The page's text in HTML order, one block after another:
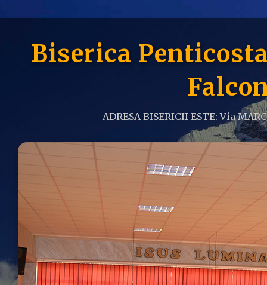
Biserica
ADRESA BISERICII ESTE: Via